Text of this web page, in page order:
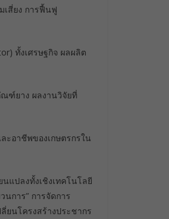
เสี่ยง การฟื้นฟู
ทั้งเศรษฐกิจ ผลผลิต
ฑ์ยาง ผลงานวิจัยที่
ะอาชีพของเกษตรกรใน
แปลงทั้งเชิงเทคโนโลยี
การ” การจัดการ
ยนโครงสร้างประชากร